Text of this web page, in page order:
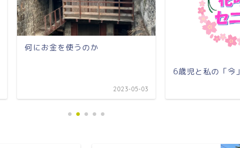
何にお金を使うのか
2023-05-03
6歳児と私の「今」